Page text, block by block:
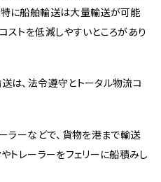
に船舶輸送は大量輸送が可能
ストを低減しやすいところがあり
は、法令遵守とトータル物流コ
ラーなどで、貨物を港まで輸送
トレーラーをフェリーに船積みし